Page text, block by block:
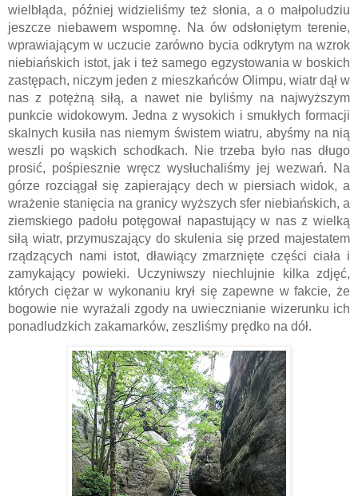
wielbłąda, później widzieliśmy też słonia, a o małpoludziu
jeszcze niebawem wspomnę. Na ów odsłoniętym terenie,
wprawiającym w uczucie zarówno bycia odkrytym na wzrok
niebiańskich istot, jak i też samego egzystowania w boskich
zastępach, niczym jeden z mieszkańców Olimpu, wiatr dął w
nas z potężną siłą, a nawet nie byliśmy na najwyższym
punkcie widokowym. Jedna z wysokich i smukłych formacji
skalnych kusiła nas niemym świstem wiatru, abyśmy na nią
weszli po wąskich schodkach. Nie trzeba było nas długo
prosić, pośpiesznie wręcz wysłuchaliśmy jej wezwań. Na
górze rozciągał się zapierający dech w piersiach widok, a
wrażenie stanięcia na granicy wyższych sfer niebiańskich, a
ziemskiego padołu potęgował napastujący w nas z wielką
siłą wiatr, przymuszający do skulenia się przed majestatem
rządzących nami istot, dławiący zmarznięte części ciała i
zamykający powieki. Uczyniwszy niechlujnie kilka zdjęć,
których ciężar w wykonaniu krył się zapewne w fakcie, że
bogowie nie wyrażali zgody na uwiecznianie wizerunku ich
ponadludzkich zakamarków, zeszliśmy prędko na dół.